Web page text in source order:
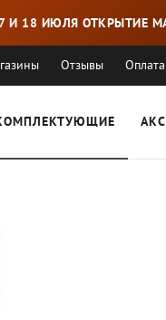
И 18 ИЮЛЯ ОТКРЫТИЕ
Отзывы